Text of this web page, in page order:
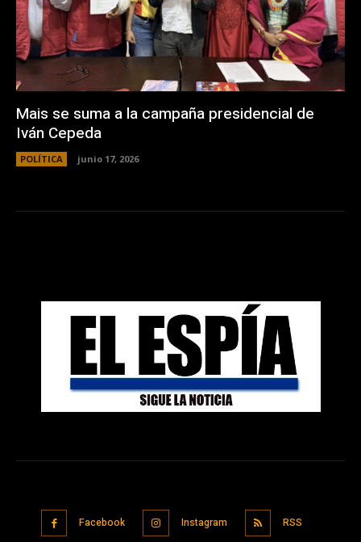
Mais se suma a la campaña presidencial de
Iván Cepeda
POLÍTICA junio 17, 2026
Facebook Instagram RSS